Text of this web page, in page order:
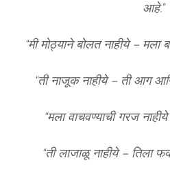
आहे.”
“मी मोठ्याने बोलत नाहीये – मला
“ती नाजूक नाहीये – ती आग
“मला वाचवण्याची गरज
“ती लाजाळू नाहीये – तिला